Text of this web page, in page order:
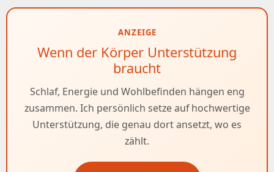
ANZEIGE
Wenn der Körper Unterstützung
braucht
Schlaf, Energie und Wohlbefinden hängen eng
zusammen. Ich persönlich setze auf hochwertige
Unterstützung, die genau dort ansetzt, wo es
zählt.